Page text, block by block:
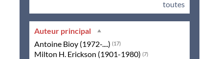
toutes
Auteur principal
Antoine Bioy (1972-....) (17)
Milton H. Erickson (1901-1980) (7)